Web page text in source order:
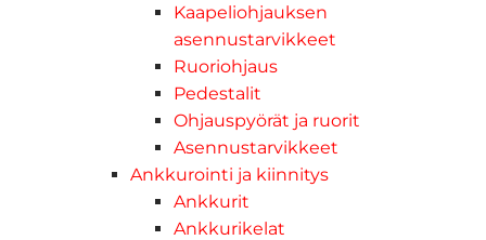
Kaapeliohjauksen
asennustarvikkeet
Ruoriohjaus
Pedestalit
Ohjauspyörät ja ruorit
Asennustarvikkeet
Ankkurointi ja kiinnitys
Ankkurit
Ankkurikelat